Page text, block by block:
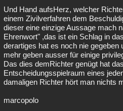
Und Hand aufsHerz, welcher
einem Zivilverfahren dem
dieser eine einzige Aussage mach
Ehrenwort" ,das ist ein Schlag in
derartiges hat es noch nie gegeben
mehr geben ausser für einige
Das dies demRichter genügt hat
Entscheidungsspielraum eines
damaligen Richter hört man nichts
marcopolo